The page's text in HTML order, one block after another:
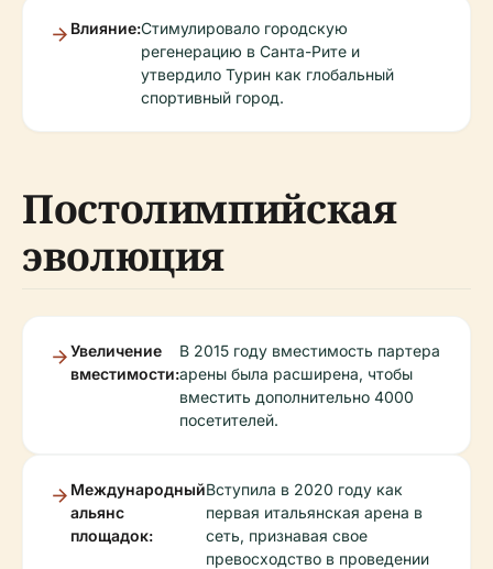
Влияние:Стимулировало городскую
регенерацию в Санта-Рите и
утвердило Турин как глобальный
спортивный город.
Постолимпийская
эволюция
Увеличение
вместимости:
В 2015 году вместимость партера
арены была расширена, чтобы
вместить дополнительно 4000
посетителей.
Международный
альянс
площадок:
Вступила в 2020 году как
первая итальянская арена в
сеть, признавая свое
превосходство в проведении